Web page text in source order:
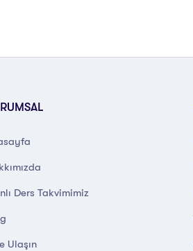
Ders Takvimimiz
Ulaşın